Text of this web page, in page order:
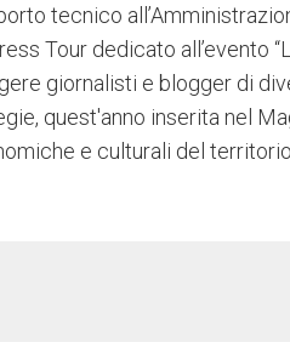
tecnico
Tour dedicato all’evento
giornalisti e blogger di
quest'anno inserita nel
e culturali del territorio.